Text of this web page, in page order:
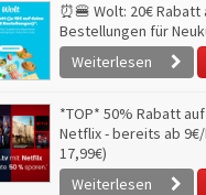
⏰🍔 Wolt: 20€
Bestellungen für
Weiterlesen
*TOP* 50% Rabatt
Netflix - bereits ab
17,99€)
Weiterlesen